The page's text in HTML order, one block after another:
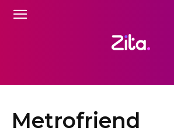
Metrofriend